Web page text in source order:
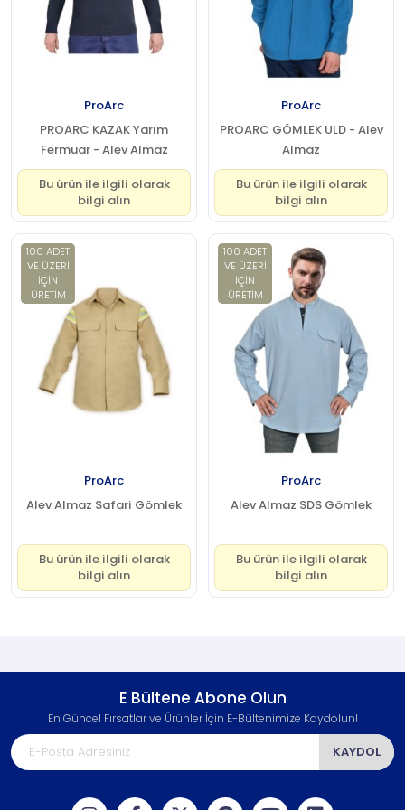
ProArc
PROARC KAZAK Yarım
Fermuar - Alev Almaz
Bu ürün ile ilgili olarak
bilgi alın
ProArc
PROARC GÖMLEK ULD - Alev
Almaz
Bu ürün ile ilgili olarak
bilgi alın
100 ADET
VE ÜZERI
IÇIN
ÜRETIM
ProArc
Alev Almaz Safari Gömlek
Bu ürün ile ilgili olarak
bilgi alın
100 ADET
VE ÜZERI
IÇIN
ÜRETIM
ProArc
Alev Almaz SDS Gömlek
Bu ürün ile ilgili olarak
bilgi alın
E Bültene Abone Olun
En Güncel Fırsatlar ve Ürünler İçin E-Bültenimize Kaydolun!
KAYDOL